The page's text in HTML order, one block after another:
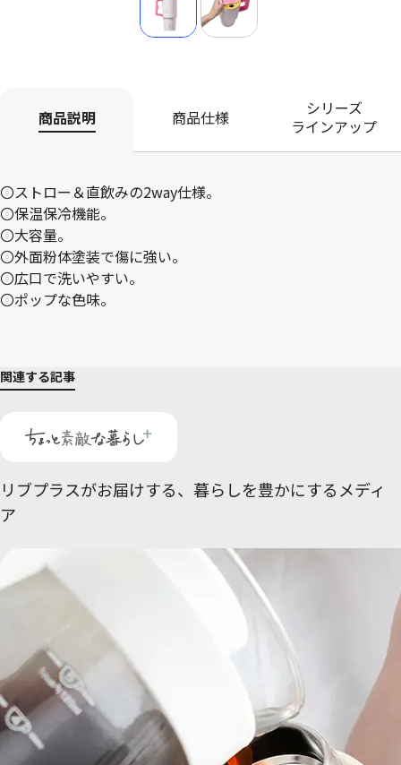
商品説明 商品仕様
シリーズ
ラインアップ
〇ストロー＆直飲みの2way仕様。
〇保温保冷機能。
〇大容量。
〇外面粉体塗装で傷に強い。
〇広口で洗いやすい。
〇ポップな色味。
関連する記事
リブプラスがお届けする、 暮らしを豊かにするメディ
ア